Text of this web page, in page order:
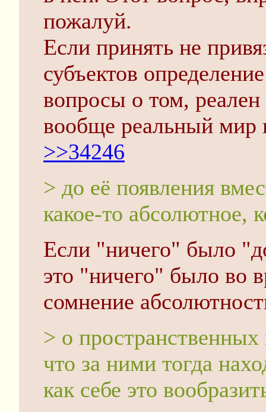
пожалуй.
Если принять не
субъектов
вопросы о том,
вообще реальный мир
>>34246
> до её появления
какое-то абсолютное,
Если "ничего" было
это "ничего" было во
сомнение
> о
что за ними тогда
как себе это